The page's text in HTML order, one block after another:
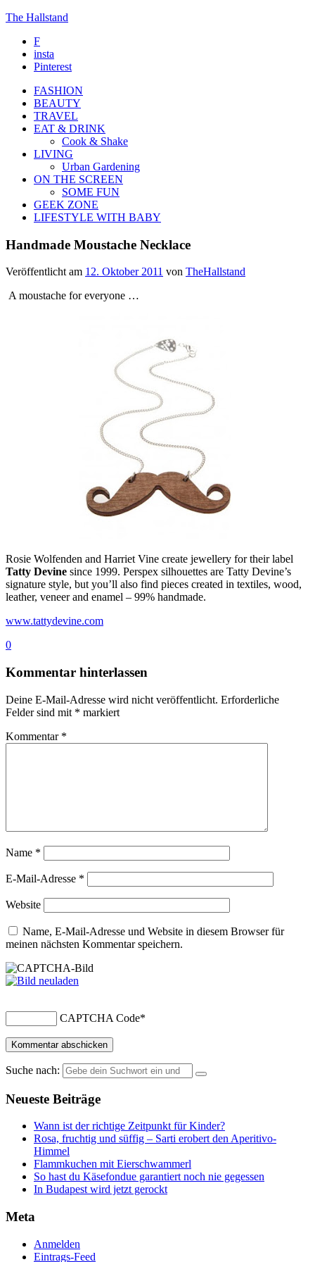
The Hallstand
F
insta
Pinterest
FASHION
BEAUTY
TRAVEL
EAT & DRINK
Cook & Shake
LIVING
Urban Gardening
ON THE SCREEN
SOME FUN
GEEK ZONE
LIFESTYLE WITH BABY
Handmade Moustache Necklace
Veröffentlicht am 12. Oktober 2011 von TheHallstand
A moustache for everyone …
Rosie Wolfenden and Harriet Vine create jewellery for their label
Tatty Devine since 1999. Perspex silhouettes are Tatty Devine’s
signature style, but you’ll also find pieces created in textiles, wood,
leather, veneer and enamel – 99% handmade.
www.tattydevine.com
0
Kommentar hinterlassen
Deine E-Mail-Adresse wird nicht veröffentlicht. Erforderliche
Felder sind mit * markiert
Kommentar *
Name *
E-Mail-Adresse *
Website
Name, E-Mail-Adresse und Website in diesem Browser für
meinen nächsten Kommentar speichern.
CAPTCHA Code*
Suche nach:
Neueste Beiträge
Wann ist der richtige Zeitpunkt für Kinder?
Rosa, fruchtig und süffig – Sarti erobert den Aperitivo-
Himmel
Flammkuchen mit Eierschwammerl
So hast du Käsefondue garantiert noch nie gegessen
In Budapest wird jetzt gerockt
Meta
Anmelden
Eintrags-Feed